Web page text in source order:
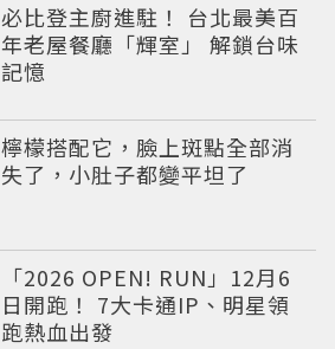
必比登主廚進駐！ 台北最美百
年老屋餐廳「輝室」 解鎖台味
記憶
檸檬搭配它，臉上斑點全部消
失了，小肚子都變平坦了
「2026 OPEN! RUN」12月6
日開跑！ 7大卡通IP、明星領
跑熱血出發